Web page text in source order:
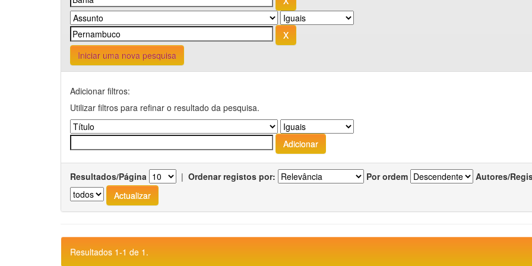
Iniciar uma nova pesquisa
Adicionar filtros:
Utilizar filtros para refinar o resultado da pesquisa.
Resultados/Página | Ordenar registos por: Por ordem Autores/
Resultados 1-1 de 1.